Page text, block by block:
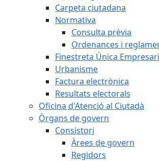
Carpeta ciutadana
Normativa
Consulta prèvia
Ordenances i
Finestreta Única
Urbanisme
Factura electrònica
Resultats electorals
Oficina d'Atenció al Ciutadà
Òrgans de govern
Consistori
Àrees de govern
Regidors